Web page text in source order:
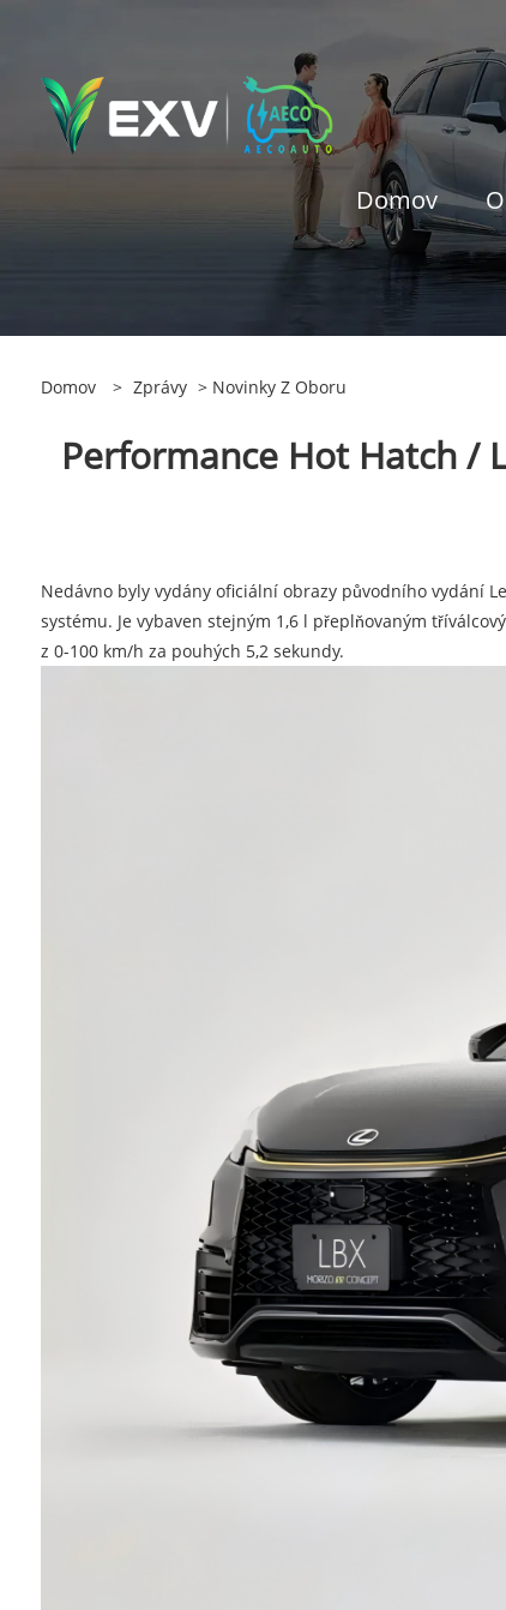
Domov
Domov > Zprávy > Novinky Z Oboru
Performance Hot Hatch /
Nedávno byly vydány oficiální obrazy původního vydání
systému. Je vybaven stejným 1,6 l přeplňovaným
z 0-100 km/h za pouhých 5,2 sekundy.